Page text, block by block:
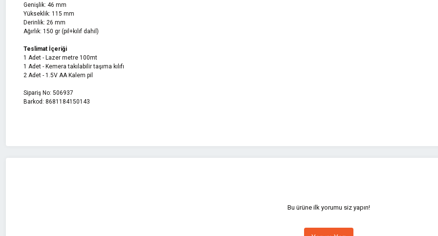
Genişlik: 46 mm
Yükseklik: 115 mm
Derinlik: 26 mm
Ağırlık: 150 gr (pil+kılıf dahil)
Teslimat İçeriği
1 Adet - Lazer metre 100mt
1 Adet - Kemera takılabilir taşıma kılıfı
2 Adet - 1.5V AA Kalem pil
Sipariş No: 506937
Barkod: 8681184150143
Görüş ve önerileriniz için teşekkür ederiz.
Bu ürüne ilk yorumu siz yapın!